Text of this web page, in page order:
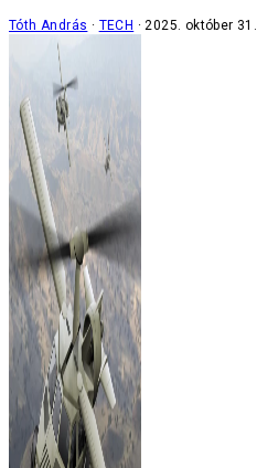
Tóth András TECH 2025. október 31.